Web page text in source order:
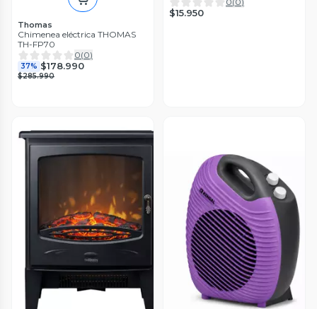
Thomas
Chimenea eléctrica THOMAS
TH-FP70
0(0)
37% $178.990
$285.990
$15.950